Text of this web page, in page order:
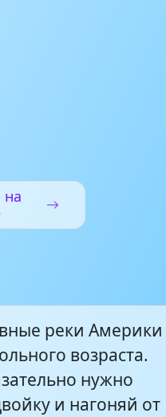
на
реки Америки
возраста.
нужно
и нагоняй от